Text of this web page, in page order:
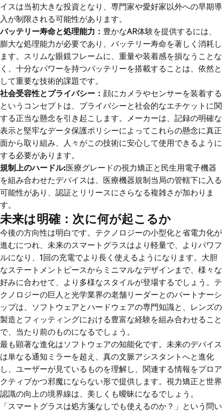
イスは当初大きな投資となり、専門家や愛好家以外への早期導
入が制限される可能性があります。
バッテリー寿命と処理能力： 豊かなAR体験を提供するには、
膨大な処理能力が必要であり、バッテリー寿命を著しく消耗し
ます。スリムな眼鏡フレームに、重量や装着感を損なうことな
く、十分なパワーを持つバッテリーを搭載することは、依然と
して重要な技術的課題です。
社会受容性とプライバシー： 顔にカメラやセンサーを装着する
というコンセプトは、プライバシーと社会的なエチケットに関
する正当な懸念を引き起こします。メーカーは、記録の明確な
表示と堅牢なデータ保護ポリシーによってこれらの懸念に真正
面から取り組み、人々がこの技術に安心して使用できるように
する必要があります。
規制上のハードル:医療グレードの視力矯正と民生用電子機器
を組み合わせたデバイスは、医療機器規制当局の管轄下に入る
可能性があり、認証とリリースにさらなる複雑さが加わりま
す。
未来は明確：次に何が起こるか
今後の方向性は明白です。テクノロジーの小型化と省電力化が
進むにつれ、未来のスマートグラスはより軽量で、よりパワフ
ルになり、1回の充電でより長く使えるようになります。大胆
なステートメントピースからミニマルなデザインまで、様々な
好みに合わせて、より多様なスタイルが登場するでしょう。テ
クノロジーの巨人と光学業界の老舗リーダーとのパートナーシ
ップは、ソフトウェアとハ​​ードウェアの専門知識と、レンズの
製造とフィッティングにおける豊富な経験を組み合わせること
で、当たり前のものになるでしょう。
最も顕著な進化はソフトウェアの知能化です。未来のデバイス
は単なる通知ミラーを超え、真の文脈アシスタントへと進化
し、ユーザーが見ているものを理解し、関連する情報をプロア
クティブかつ邪魔にならない形で提供します。視力矯正と世界
認識の向上の境界線は、美しくも曖昧になるでしょう。
「スマートグラスは処方箋なしでも使えるのか？」という問い